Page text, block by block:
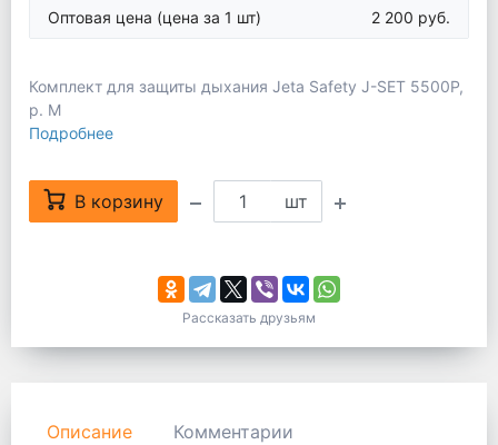
Оптовая цена (цена за 1 шт) 2 200 руб.
Комплект для защиты дыхания Jeta Safety J-SET 5500P,
р. M
Подробнее
В корзину шт
Рассказать друзьям
Описание Комментарии